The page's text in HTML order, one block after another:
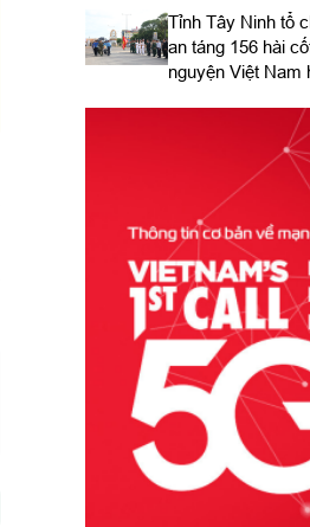
​Tỉnh Tây Ninh tổ
an táng 156 hài
nguyện Việt Nam